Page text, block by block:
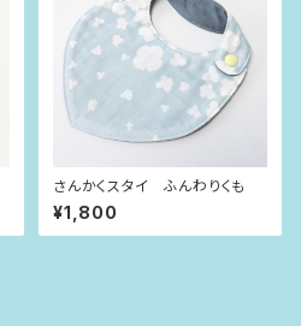
さんかくスタイ ふんわりくも
¥1,800